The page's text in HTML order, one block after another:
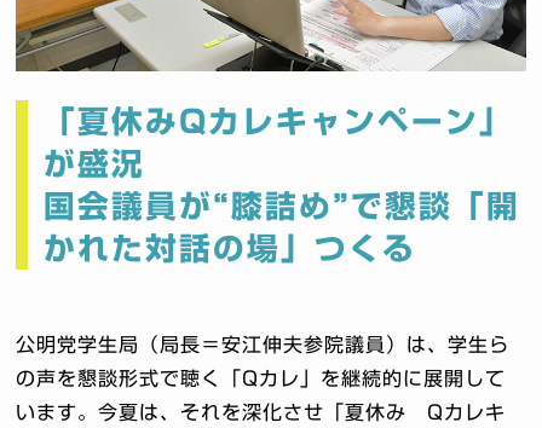
「夏休みQカレキャンペーン」
が盛況
国会議員が“膝詰め”で懇談「開
かれた対話の場」つくる
公明党学生局（局長＝安江伸夫参院議員）は、学生ら
の声を懇談形式で聴く「Qカレ」を継続的に展開して
います。今夏は、それを深化させ「夏休み Qカレキ